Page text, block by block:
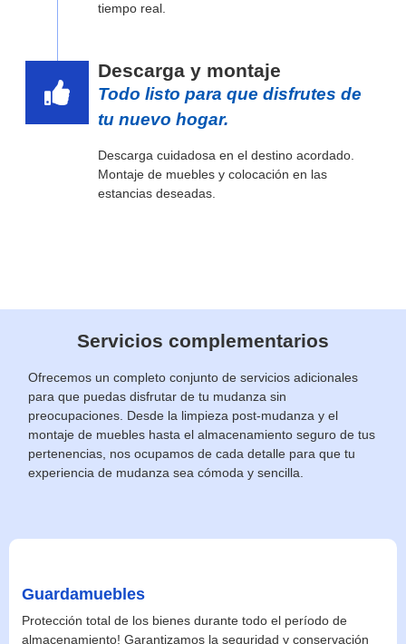
tiempo real.
Descarga y montaje
Todo listo para que disfrutes de
tu nuevo hogar.
Descarga cuidadosa en el destino acordado.
Montaje de muebles y colocación en las
estancias deseadas.
Servicios complementarios
Ofrecemos un completo conjunto de servicios adicionales
para que puedas disfrutar de tu mudanza sin
preocupaciones. Desde la limpieza post-mudanza y el
montaje de muebles hasta el almacenamiento seguro de tus
pertenencias, nos ocupamos de cada detalle para que tu
experiencia de mudanza sea cómoda y sencilla.
Guardamuebles
Protección total de los bienes durante todo el período de
almacenamiento! Garantizamos la seguridad y conservación